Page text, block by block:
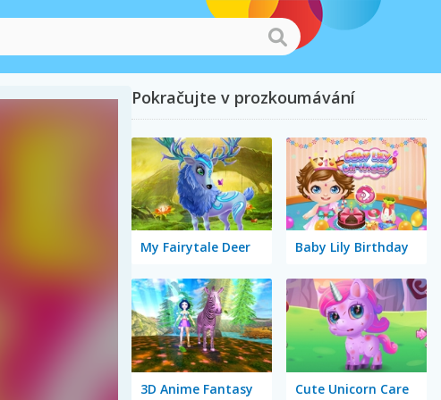
Pokračujte v prozkoumávání
My Fairytale Deer Baby Lily Birthday
3D Anime Fantasy Cute Unicorn Care